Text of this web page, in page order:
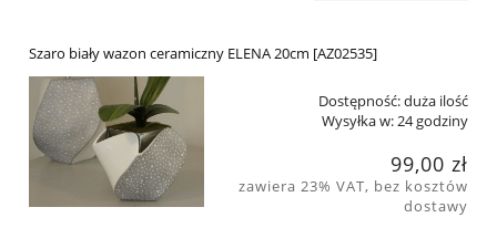
Szaro biały wazon ceramiczny ELENA 20cm [AZ02535]
Dostępność:duża ilość
Wysyłka w:24 godziny
99,00 zł
zawiera 23% VAT, bez kosztów
dostawy